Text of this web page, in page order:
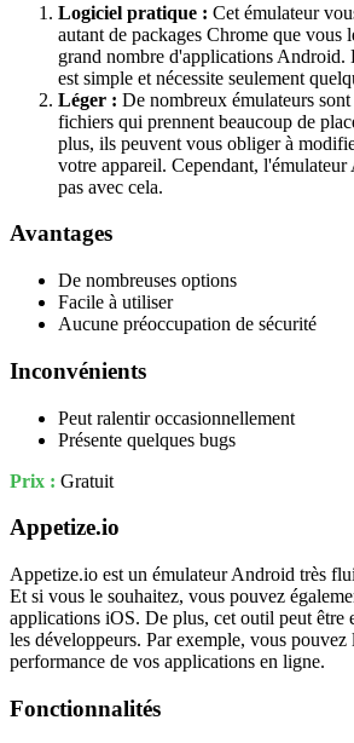
Logiciel pratique : Cet émulateur
autant de packages Chrome que vous
grand nombre d'applications Android.
est simple et nécessite seulement
Léger : De nombreux émulateurs
fichiers qui prennent beaucoup de
plus, ils peuvent vous obliger à
votre appareil. Cependant,
pas avec cela.
Avantages
De nombreuses options
Facile à utiliser
Aucune préoccupation de sécurité
Inconvénients
Peut ralentir occasionnellement
Présente quelques bugs
Prix : Gratuit
Appetize.io
Appetize.io est un émulateur Android très
Et si vous le souhaitez, vous pouvez
applications iOS. De plus, cet outil peut être
les développeurs. Par exemple, vous
performance de vos applications en ligne.
Fonctionnalités